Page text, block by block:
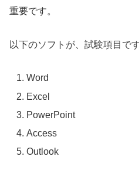
重要です。
以下のソフトが、試験項目です
Word
Excel
PowerPoint
Access
Outlook